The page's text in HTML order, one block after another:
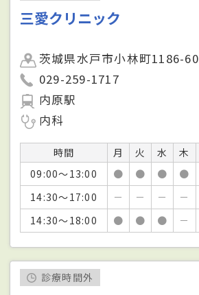
三愛クリニック
茨城県水戸市小林町1186-60
029-259-1717
内原駅
内科
時間 月 火 水 木
09:00～13:00
● ● ● ●
14:30～17:00
－ － － －
14:30～18:00
● ● ● －
診療時間外